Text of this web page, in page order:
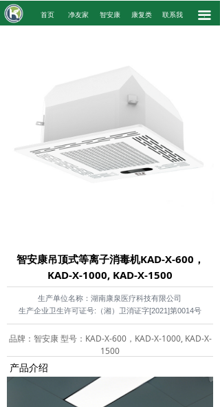
끀
. 首页 净友家 智安康 康复类 联系我 .
智安康吊顶式等离子消毒机KAD-X-600，
KAD-X-1000, KAD-X-1500
生产单位名称：湖南康泉医疗科技有限公司
生产企业卫生许可证号:（湘）卫消证字[2021]第0014号
品牌：智安康 型号：KAD-X-600，KAD-X-1000, KAD-X-
1500
产品介绍